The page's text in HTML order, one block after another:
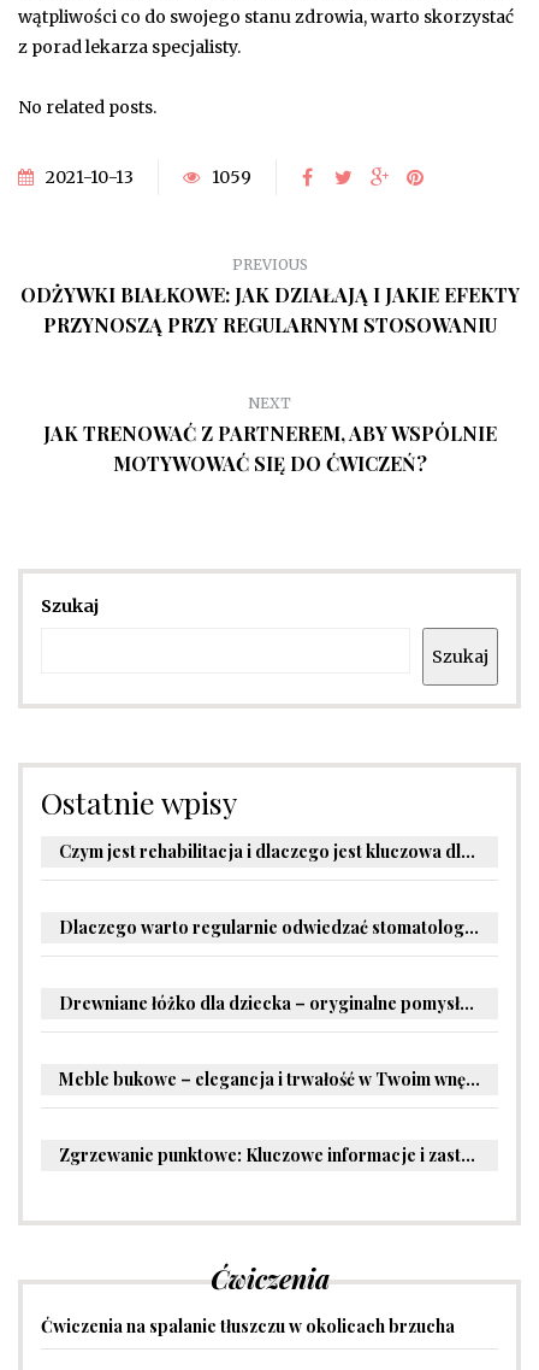
wątpliwości co do swojego stanu zdrowia, warto skorzystać
z porad lekarza specjalisty.
No related posts.
2021-10-13 1059
PREVIOUS
ODŻYWKI BIAŁKOWE: JAK DZIAŁAJĄ I JAKIE EFEKTY
PRZYNOSZĄ PRZY REGULARNYM STOSOWANIU
NEXT
JAK TRENOWAĆ Z PARTNEREM, ABY WSPÓLNIE
MOTYWOWAĆ SIĘ DO ĆWICZEŃ?
Szukaj
Szukaj
Ostatnie wpisy
Czym jest rehabilitacja i dlaczego jest kluczowa dla powrotu do zdrowia?
Dlaczego warto regularnie odwiedzać stomatologa?
Drewniane łóżko dla dziecka – oryginalne pomysły na aranżację pokoju malucha
Meble bukowe – elegancja i trwałość w Twoim wnętrzu
Zgrzewanie punktowe: Kluczowe informacje i zastosowania w przemyśle
Ćwiczenia
Ćwiczenia na spalanie tłuszczu w okolicach brzucha